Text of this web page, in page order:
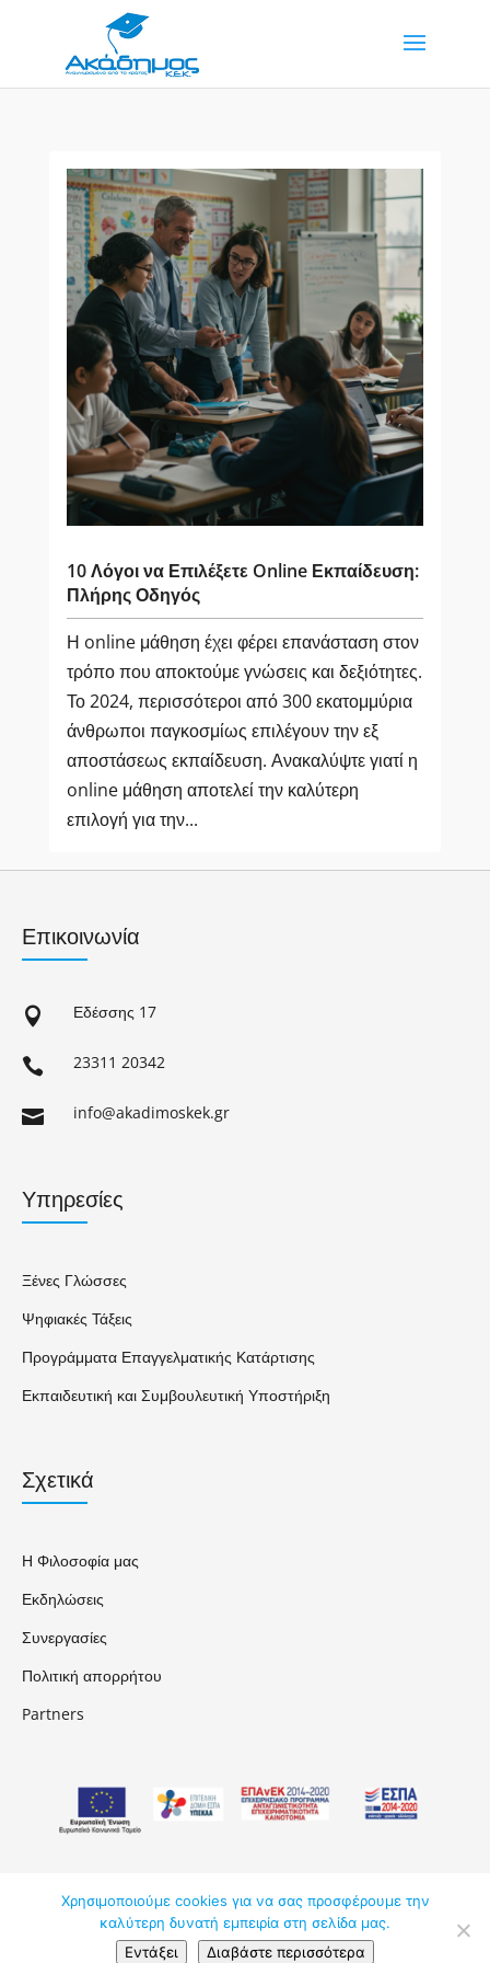
10 Λόγοι να Επιλέξετε Online Εκπαίδευση:
Πλήρης Οδηγός
Η online μάθηση έχει φέρει επανάσταση στον
τρόπο που αποκτούμε γνώσεις και δεξιότητες.
Το 2024, περισσότεροι από 300 εκατομμύρια
άνθρωποι παγκοσμίως επιλέγουν την εξ
αποστάσεως εκπαίδευση. Ανακαλύψτε γιατί η
online μάθηση αποτελεί την καλύτερη
επιλογή για την...
Επικοινωνία
 Εδέσσης 17
 23311 20342
 info@akadimoskek.gr
Υπηρεσίες
Ξένες Γλώσσες
Ψηφιακές Τάξεις
Προγράμματα Επαγγελματικής Κατάρτισης
Εκπαιδευτική και Συμβουλευτική Υποστήριξη
Σχετικά
Η Φιλοσοφία μας
Εκδηλώσεις
Συνεργασίες
Πολιτική απορρήτου
Partners
ΑΚΑΔΗΜΟΣ ΚΔΒΜ ΕΠΕ © 2026
Χρησιμοποιούμε cookies για να σας προσφέρουμε την
καλύτερη δυνατή εμπειρία στη σελίδα μας.
Εντάξει
Διαβάστε περισσότερα